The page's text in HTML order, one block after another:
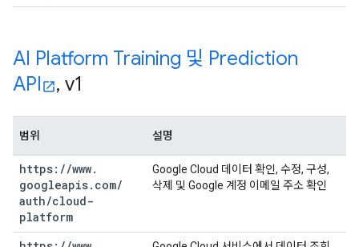
AI Platform Training 및 Prediction
API
, v1
범위 설명
https: //www.
googleapis. com/
auth/cloud-
platform
Google Cloud 데이터 확인, 수정, 구성,
삭제 및 Google 계정 이메일 주소 확인